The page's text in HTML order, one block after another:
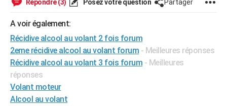
Carte de Noël
Carte Bonne année
Carte Saint-Valentin
Carte Pâques
Carte d'anniversaire
DICTIONNAIRE
Dictionnaire
Biographies
Citations
Expressions
Proverbes
PROGRAMME TV
COPAINS D'AVANT
S'inscrire
Se connecter
Lycées
Collèges
Primaires
Universités
Entreprises
Service militaire
Avis de recherche
AVIS DE DÉCÈS
Répondre (3) Posez votre question Partager
A voir également:
Récidive alcool au volant 2 fois forum
2eme récidive alcool au volant forum - Meilleures réponses
Récidive alcool au volant 3 fois forum - Meilleures
réponses
Volant moteur
Alcool au volant